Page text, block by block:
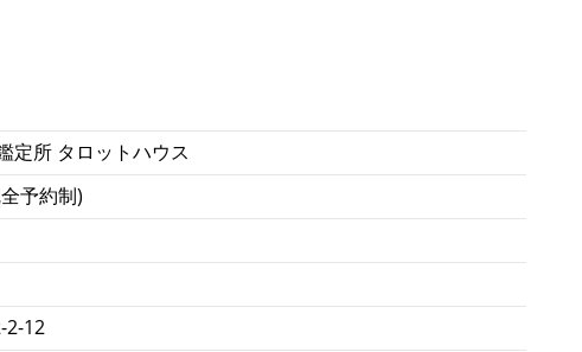
定所 タロットハウス
予約制)
2-12